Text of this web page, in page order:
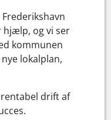
hjælp, og vi ser
kommunen
lokalplan,
drift af